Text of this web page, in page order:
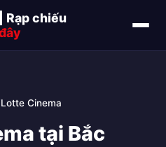
Rạp chiếu
Lotte Cinema
tại Bắc